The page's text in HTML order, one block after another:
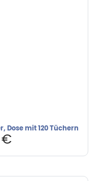
Dose mit 120 Tüchern
€